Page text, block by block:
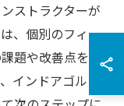
ストラクターが
、個別のフィー
題や改善点を明
インドアゴルフ